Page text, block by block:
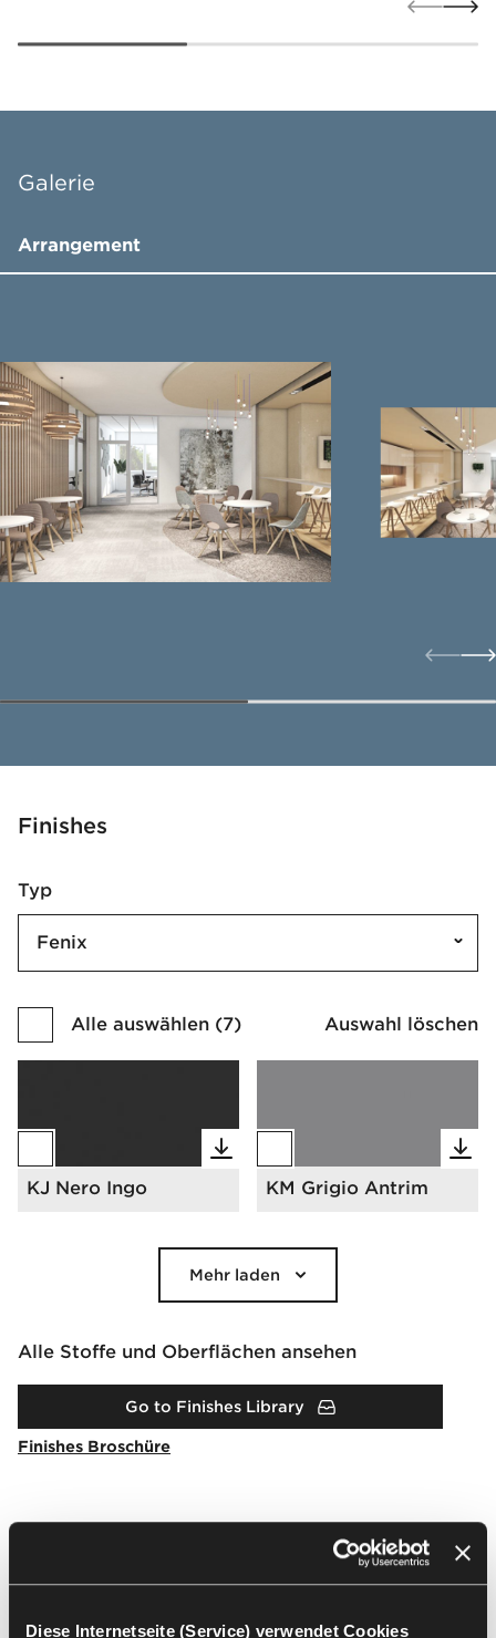
Diese Internetseite (Service) verwendet Cookies
Galerie
Arrangement
Finishes
Typ
Fenix
Alle auswählen (7) Auswahl löschen
KJ Nero Ingo KM Grigio Antrim
Mehr laden
Alle Stoffe und Oberflächen ansehen
Go to Finishes Library
Finishes Broschüre
Arrangement Packshots 2D & 3D BIM